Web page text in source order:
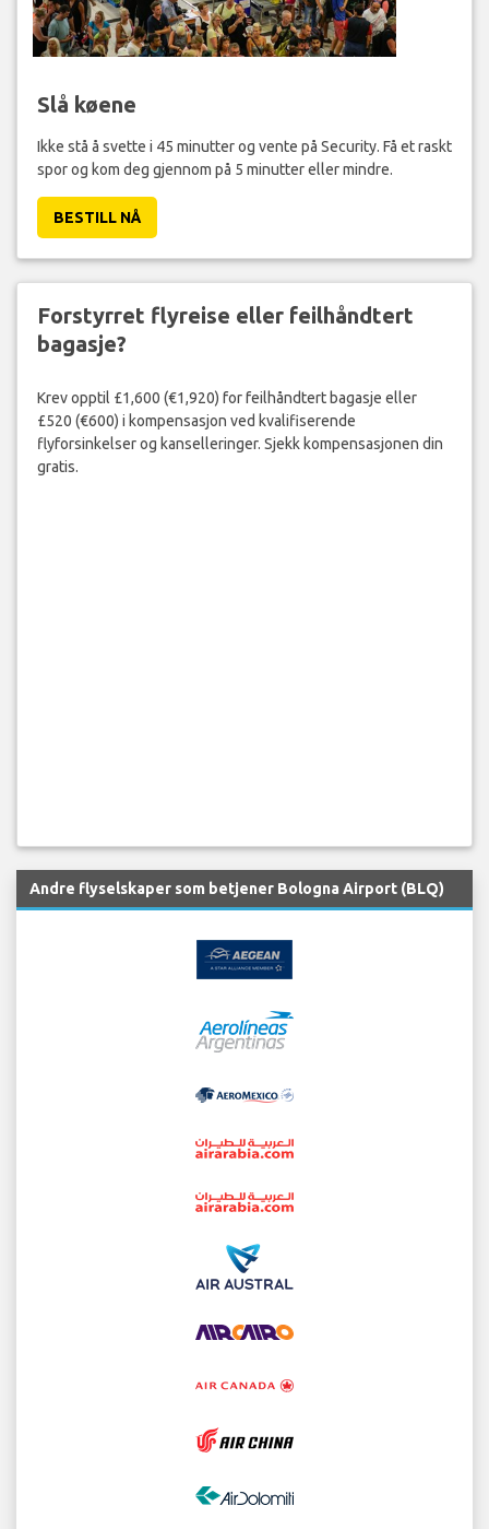
Slå køene
Ikke stå å svette i 45 minutter og vente på Security. Få et raskt
spor og kom deg gjennom på 5 minutter eller mindre.
BESTILL NÅ
Forstyrret flyreise eller feilhåndtert
bagasje?
Krev opptil £1,600 (€1,920) for feilhåndtert bagasje eller
£520 (€600) i kompensasjon ved kvalifiserende
flyforsinkelser og kanselleringer. Sjekk kompensasjonen din
gratis.
Andre flyselskaper som betjener Bologna Airport (BLQ)